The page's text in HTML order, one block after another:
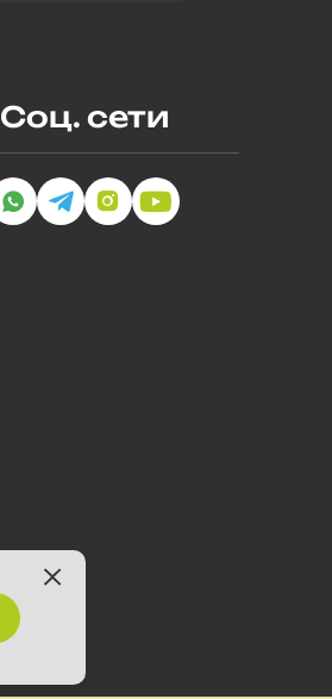
Соц. сети